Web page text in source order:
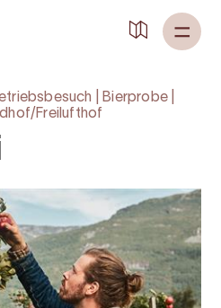
Bierprobe
Freilufthof